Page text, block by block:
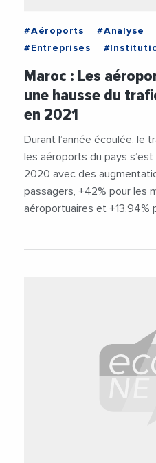
#Aéroports #Analyse
#Entreprises
Maroc : Les
une hausse du
en 2021
Durant l’année écoulée, le
les aéroports du pays
2020 avec des
passagers, +42% pour les
aéroportuaires et +13,94%